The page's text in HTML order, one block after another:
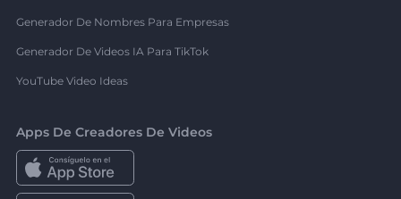
Generador De Nombres Para Empresas
Generador De Videos IA Para TikTok
YouTube Video Ideas
Apps De Creadores De Videos